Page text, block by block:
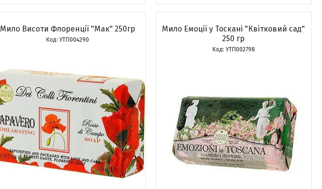
Мило Висоти Флоренції "Мак" 250гр
УТП004290
Мило Емоції у Тоскані "Квітковий сад"
250 гр
УТП002798